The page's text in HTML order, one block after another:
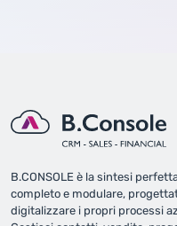
B.CONSOLE è la sintesi
completo e modulare,
digitalizzare i propri processi